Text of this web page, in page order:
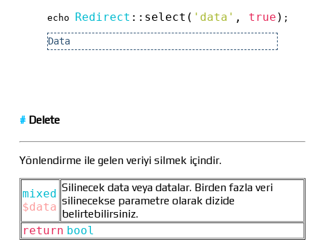
echo Redirect :: select( 'data' , true ) ;
Data
# Delete
Yönlendirme ile gelen veriyi silmek içindir.
mixed
$data
Silinecek data veya datalar. Birden fazla veri
silinecekse parametre olarak dizide
belirtebilirsiniz.
return bool